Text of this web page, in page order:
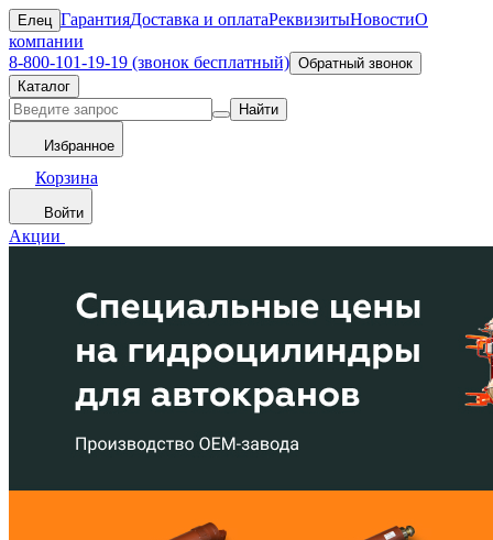
Елец ГарантияДоставка и оплатаРеквизитыНовостиО
компании
8-800-101-19-19 (звонок бесплатный) Обратный звонок
Каталог
Найти
Избранное
Корзина
Войти
Акции